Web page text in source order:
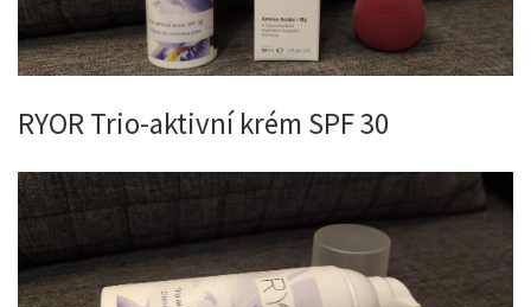
RYOR Trio-aktivní krém SPF 30